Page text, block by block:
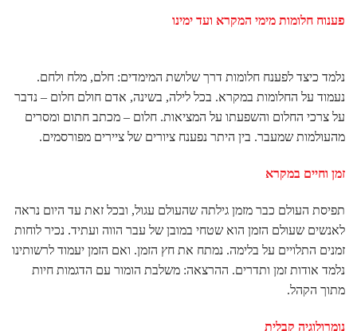
פענוח חלומות מימי המקרא ועד ימינו
נלמד כיצד לפענח חלומות דרך שלושת המימדים: חלם, מלח ולחם.
נעמוד על החלומות במקרא. בכל לילה, בשינה, אדם חולם חלום – נדבר
על צרכי החלום והשפעתו על המציאות. חלום – מכתב חתום ומסרים
מהעולמות שמעבר. בין היתר נפענח ציורים של ציירים מפורסמים.
זמן וחיים במקרא
תפיסת העולם כבר מזמן גילתה שהעולם עגול, ובכל זאת עד היום נראה
לאנשים שעולם הזמן הוא שטחי במובן של עבר הווה ועתיד. נכיר לוחות
זמנים התלויים על בלימה. נמתח את חץ הזמן. ואם הזמן יעמוד לרשותינו
נלמד אודות זמן ותדרים. ההרצאה: משלבת הומור עם הדגמות חיות
מתוך הקהל.
נומרולוגיה קבלית